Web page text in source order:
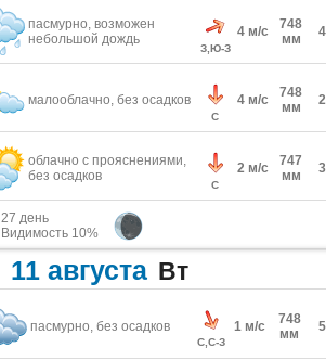
пасмурно, возможен
небольшой дождь
З,Ю-З
4 м/с
748
мм
малооблачно, без осадков
С
4 м/с
748
мм
облачно с прояснениями,
без осадков
С
2 м/с
747
мм
27 день
Видимость 10%
11 августа Вт
пасмурно, без осадков
С,С-З
1 м/с
748
мм